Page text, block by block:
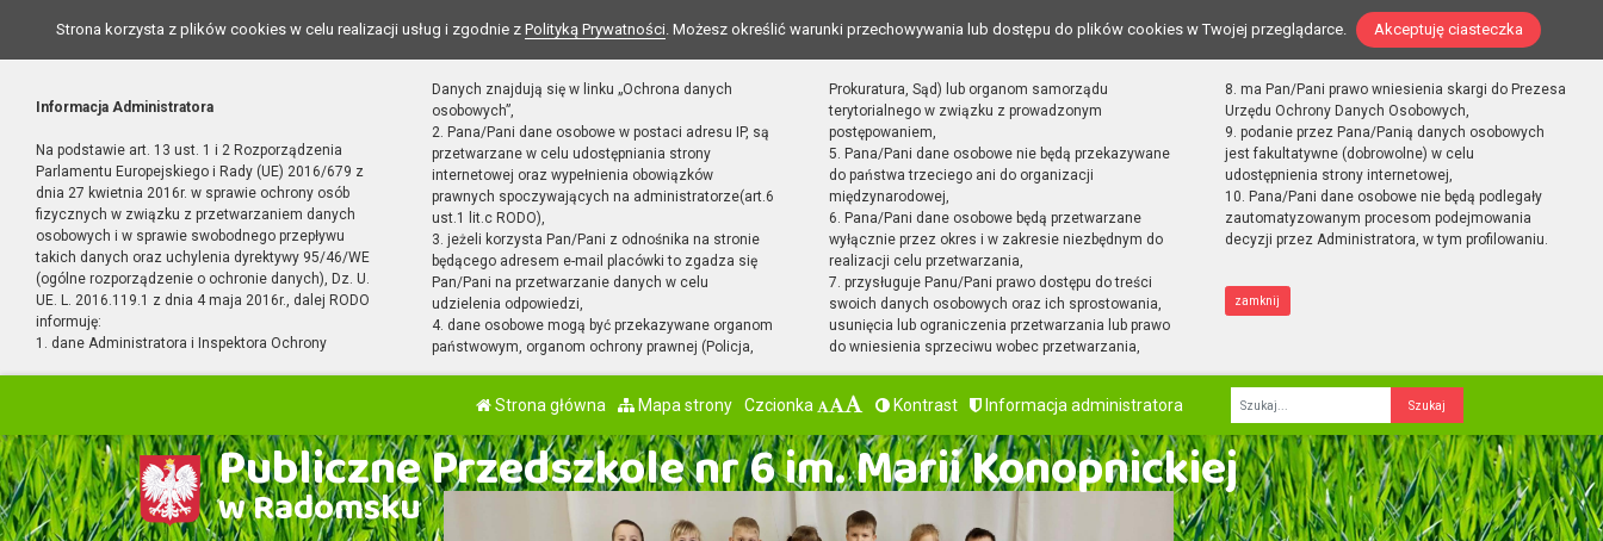
Strona korzysta z plików cookies w celu realizacji usług i zgodnie z Polityką Prywatności. Możesz określić warunki przechowywania lub dostępu do plików cookies w Twojej przeglądarce. Akceptuję ciasteczka
Informacja Administratora
Na podstawie art. 13 ust. 1 i 2 Rozporządzenia
Parlamentu Europejskiego i Rady (UE) 2016/679 z
dnia 27 kwietnia 2016r. w sprawie ochrony osób
fizycznych w związku z przetwarzaniem danych
osobowych i w sprawie swobodnego przepływu
takich danych oraz uchylenia dyrektywy 95/46/WE
(ogólne rozporządzenie o ochronie danych), Dz. U.
UE. L. 2016.119.1 z dnia 4 maja 2016r., dalej RODO
informuję:
1. dane Administratora i Inspektora Ochrony
Danych znajdują się w linku „Ochrona danych
osobowych”,
2. Pana/Pani dane osobowe w postaci adresu IP, są
przetwarzane w celu udostępniania strony
internetowej oraz wypełnienia obowiązków
prawnych spoczywających na administratorze(art.6
ust.1 lit.c RODO),
3. jeżeli korzysta Pan/Pani z odnośnika na stronie
będącego adresem e-mail placówki to zgadza się
Pan/Pani na przetwarzanie danych w celu
udzielenia odpowiedzi,
4. dane osobowe mogą być przekazywane organom
państwowym, organom ochrony prawnej (Policja,
Prokuratura, Sąd) lub organom samorządu
terytorialnego w związku z prowadzonym
postępowaniem,
5. Pana/Pani dane osobowe nie będą przekazywane
do państwa trzeciego ani do organizacji
międzynarodowej,
6. Pana/Pani dane osobowe będą przetwarzane
wyłącznie przez okres i w zakresie niezbędnym do
realizacji celu przetwarzania,
7. przysługuje Panu/Pani prawo dostępu do treści
swoich danych osobowych oraz ich sprostowania,
usunięcia lub ograniczenia przetwarzania lub prawo
do wniesienia sprzeciwu wobec przetwarzania,
8. ma Pan/Pani prawo wniesienia skargi do Prezesa
Urzędu Ochrony Danych Osobowych,
9. podanie przez Pana/Panią danych osobowych
jest fakultatywne (dobrowolne) w celu
udostępnienia strony internetowej,
10. Pana/Pani dane osobowe nie będą podlegały
zautomatyzowanym procesom podejmowania
decyzji przez Administratora, w tym profilowaniu.
zamknij
Strona główna Mapa strony Czcionka Kontrast Informacja administratora
Fraza
Publiczne Przedszkole nr 6 im. Marii Konopnickiej
w Radomsku